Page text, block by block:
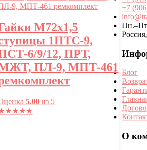
М72х1,5
1ПТС-9,
6/9/12, ПРТ,
ПЛ-9, МПТ-461
5.00 из 5
★★★★
+7
Блог
О